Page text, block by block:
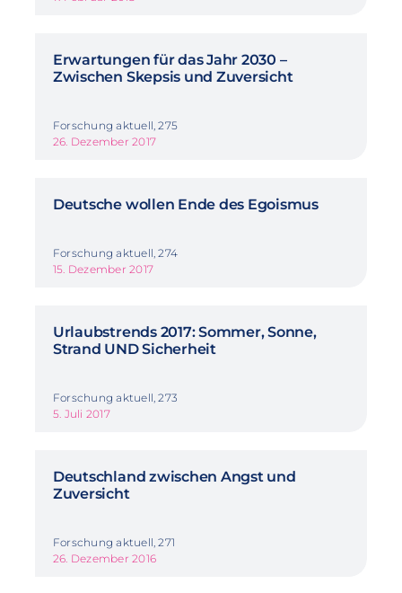
Erwartungen für das Jahr 2030 –
Zwischen Skepsis und Zuversicht
Forschung aktuell, 275
26. Dezember 2017
Deutsche wollen Ende des Egoismus
Forschung aktuell, 274
15. Dezember 2017
Urlaubstrends 2017: Sommer, Sonne,
Strand UND Sicherheit
Forschung aktuell, 273
5. Juli 2017
Deutschland zwischen Angst und
Zuversicht
Forschung aktuell, 271
26. Dezember 2016